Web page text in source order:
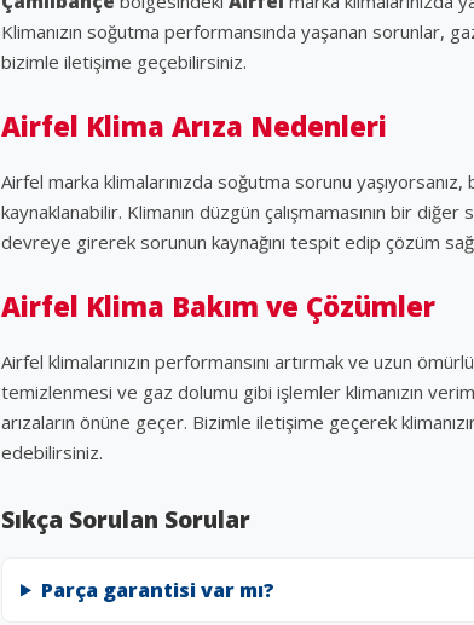
Klimanızın soğutma performansında yaşanan sorunlar,
bizimle iletişime geçebilirsiniz.
Airfel Klima Arıza Nedenleri
Airfel marka klimalarınızda soğutma sorunu
kaynaklanabilir. Klimanın düzgün çalışmamasının bir
devreye girerek sorunun kaynağını tespit edip çözüm
Airfel Klima Bakım ve Çözümler
Airfel klimalarınızın performansını artırmak ve uzun
temizlenmesi ve gaz dolumu gibi işlemler klimanızın
arızaların önüne geçer. Bizimle iletişime geçerek
edebilirsiniz.
Sıkça Sorulan Sorular
Parça garantisi var mı?